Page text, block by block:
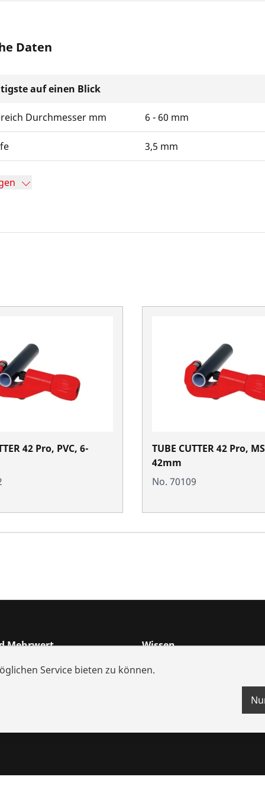
Daten
auf einen Blick
Durchmesser mm 6 - 60 mm
3,5 mm
42 Pro, PVC, 6-
TUBE CUTTER 42 Pro,
42mm
No. 70109
Mehrwert
Wissen
Service bieten zu können.